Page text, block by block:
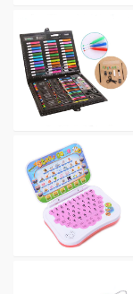
Ảnh-
Máy
bay
flycam
Chơi